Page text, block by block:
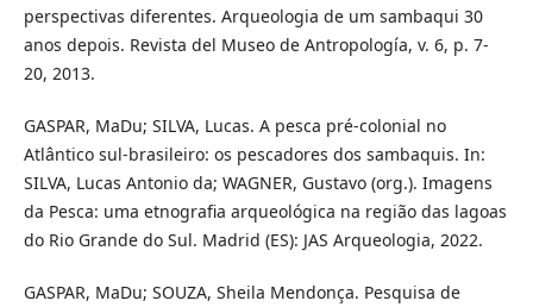
perspectivas diferentes. Arqueologia de um sambaqui 30
anos depois. Revista del Museo de Antropología, v. 6, p. 7-
20, 2013.
GASPAR, MaDu; SILVA, Lucas. A pesca pré-colonial no
Atlântico sul-brasileiro: os pescadores dos sambaquis. In:
SILVA, Lucas Antonio da; WAGNER, Gustavo (org.). Imagens
da Pesca: uma etnografia arqueológica na região das lagoas
do Rio Grande do Sul. Madrid (ES): JAS Arqueologia, 2022.
GASPAR, MaDu; SOUZA, Sheila Mendonça. Pesquisa de